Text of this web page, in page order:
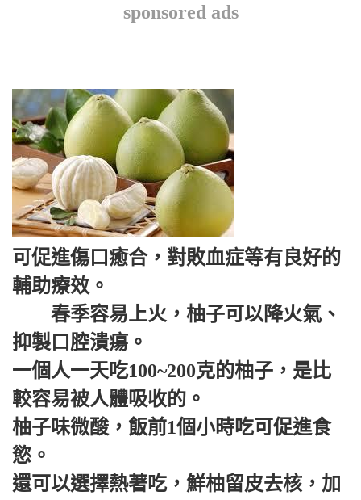
sponsored ads
可促進傷口癒合，對敗血症等有良好的
輔助療效。
春季容易上火，柚子可以降火氣、
抑製口腔潰瘍。
一個人一天吃100~200克的柚子，是比
較容易被人體吸收的。
柚子味微酸，飯前1個小時吃可促進食
慾。
還可以選擇熱著吃，鮮柚留皮去核，加